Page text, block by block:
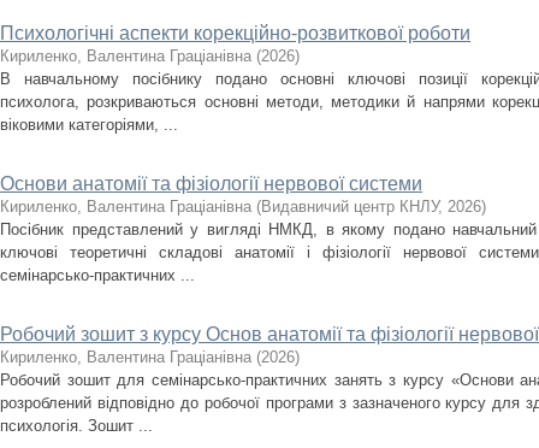
Психологічні аспекти корекційно-розвиткової роботи
Кириленко, Валентина Граціанівна (2026)
В навчальному посібнику подано основні ключові позиції
психолога, розкриваються основні методи, методики й напрями
віковими категоріями, ...
Основи анатомії та фізіології нервової системи
Кириленко, Валентина Граціанівна (Видавничий центр КНЛУ, 2026)
Посібник представлений у вигляді НМКД, в якому подано
ключові теоретичні складові анатомії і фізіології нервової
семінарсько-практичних ...
Робочий зошит з курсу Основ анатомії та фізіології
Кириленко, Валентина Граціанівна (2026)
Робочий зошит для семінарсько-практичних занять з курсу «Основи
розроблений відповідно до робочої програми з зазначеного курсу для
психологія. Зошит ...